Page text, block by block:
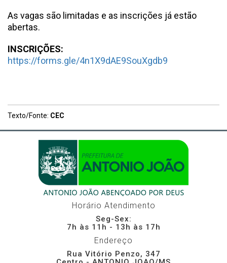
As vagas são limitadas e as inscrições já estão
abertas.
INSCRIÇÕES:
https://forms.gle/4n1X9dAE9SouXgdb9
Texto/Fonte: CEC
Horário Atendimento
Seg-Sex:
7h às 11h - 13h às 17h
Endereço
Rua Vitório Penzo, 347